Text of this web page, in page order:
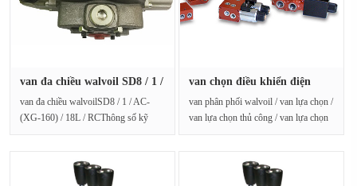
van đa chiều walvoil SD8 / 1 /
van đa chiều walvoilSD8 / 1 / AC-
(XG-160) / 18L / RCThông số kỹ
van chọn điều khiển điện
van phân phối walvoil / van lựa chọn /
van lựa chọn thủ công / van lựa chọn